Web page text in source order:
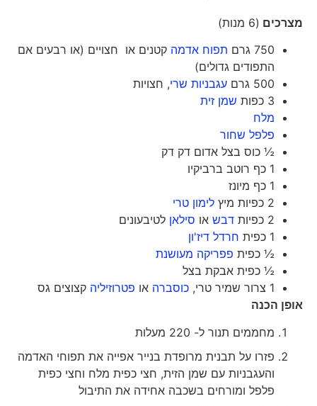
מצרכים(6 מנות)
750 גרם
תפוח אדמהקטנים או חצויים (או רבעים אם
התפודים גדולים)
500 גרם
עגבניות שרי, חצויות
3 כפות
שמן זית
מלח
פלפל שחור
½ כוס בצל אדום דק דק
1 כף רוטב ברביקיו
1 כף מיונז
2 כפיות מיץ
לימון טרי
2 כפיות
דבשאו סילאןלטיבעונים
1 כפית
חרדל דיז'ון
½ כפיתפפריקה מעושנת
½ כפית אבקת בצל
1 צרור שמיר טרי,
כוסברהאו פטרוזיליהקצוצים גס
אופן הכנה
מחממים תנור ל- 220 מעלות
פזרו על תבנית מרופדת בנייר אפייה את תפוחי האדמה
והעגבניות עם שמן הזית, חצי כפית מלח וחצי כפית
פלפל ומורחים בשכבה אחידה את התיבול